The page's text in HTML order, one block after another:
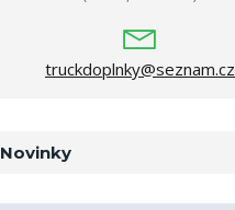
truckdoplnky@seznam.cz
Novinky